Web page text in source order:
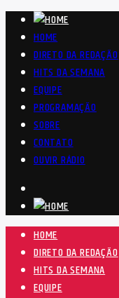
HOME
DIRETO DA REDAÇÃO
HITS DA SEMANA
EQUIPE
PROGRAMAÇÃO
SOBRE
CONTATO
OUVIR RÁDIO
HOME
DIRETO DA REDAÇÃO
HITS DA SEMANA
EQUIPE